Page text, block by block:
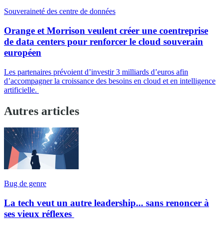
Souveraineté des centre de données
Orange et Morrison veulent créer une coentreprise
de data centers pour renforcer le cloud souverain
européen
Les partenaires prévoient d’investir 3 milliards d’euros afin
d’accompagner la croissance des besoins en cloud et en intelligence
artificielle.
Autres articles
Bug de genre
La tech veut un autre leadership... sans renoncer à
ses vieux réflexes